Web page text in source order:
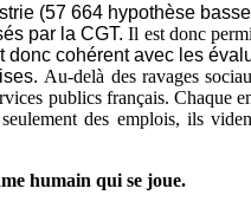
(57 664 hypothèse
par la CGT.Il est donc
donc cohérent avec les
Au-delà des ravages
publics français. Chaque
des emplois, ils
humain qui se joue.